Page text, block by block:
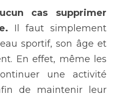
cas supprimer
Il faut simplement
sportif, son âge et
En effet, même les
une activité
de maintenir leur